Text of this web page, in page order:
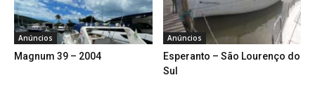
Anúncios
Magnum 39 – 2004
Anúncios
Esperanto – São Lourenço do
Sul